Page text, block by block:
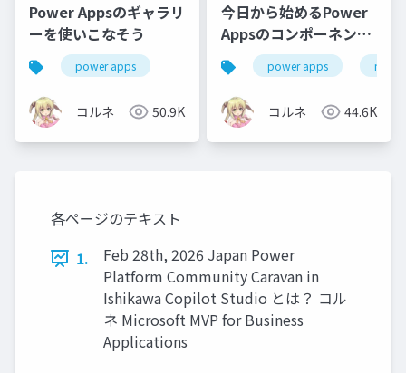
Power Appsのギャラリ
ーを使いこなそう
power apps
コルネ 50.9K
今日から始めるPower
Appsのコンポーネント
開発
power apps
コルネ 44.6K
各ページのテキスト
1.
Feb 28th, 2026 Japan Power
Platform Community Caravan in
Ishikawa Copilot Studio とは？ コル
ネ Microsoft MVP for Business
Applications